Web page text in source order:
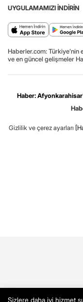
UYGULAMAMIZI İNDİRİN
Haberler.com:
ve en güncel gelişmeler
Haber:
Gizlilik ve çerez ayarları
Sizlere daha iyi hizmet